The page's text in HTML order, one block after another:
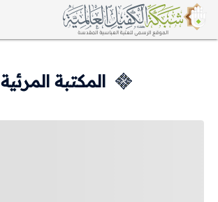
المكتبة المرئية